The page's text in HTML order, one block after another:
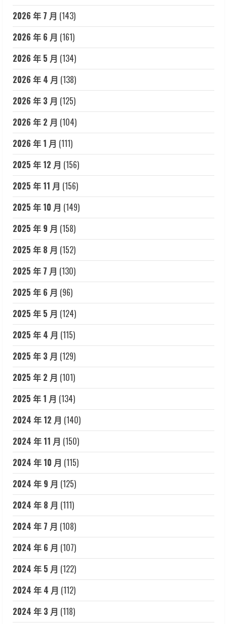
2026 年 7 月 (143)
2026 年 6 月 (161)
2026 年 5 月 (134)
2026 年 4 月 (138)
2026 年 3 月 (125)
2026 年 2 月 (104)
2026 年 1 月 (111)
2025 年 12 月 (156)
2025 年 11 月 (156)
2025 年 10 月 (149)
2025 年 9 月 (158)
2025 年 8 月 (152)
2025 年 7 月 (130)
2025 年 6 月 (96)
2025 年 5 月 (124)
2025 年 4 月 (115)
2025 年 3 月 (129)
2025 年 2 月 (101)
2025 年 1 月 (134)
2024 年 12 月 (140)
2024 年 11 月 (150)
2024 年 10 月 (115)
2024 年 9 月 (125)
2024 年 8 月 (111)
2024 年 7 月 (108)
2024 年 6 月 (107)
2024 年 5 月 (122)
2024 年 4 月 (112)
2024 年 3 月 (118)